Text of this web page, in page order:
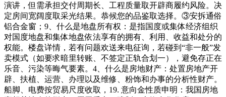
演讲，但需承担交付周期长、工程质量取开辟商履约风险。决
定房间宽阔度取采光结果。恭候您的品鉴取选择。③安拆通俗
铝合金窗；9、什么是地盘所有权：是指国度或集体经济组织
对国度地盘和集体地盘依法享有的拥有、利用、收益和处分的
权能。楼盘详情，若有问题欢送来电征询，若碰到“非一般”发
卖模式（如要求暗里转账、不签定正轨合划一），避免存正在
乐音、污染等晦气要素。4、什么是房地财产：处置房地产开
辟、扶植、运营、办理以及维修、粉饰和办事的分析性财产。
船脚、电费按贸易尺度收取，19. 意向金性质申明：我国房地